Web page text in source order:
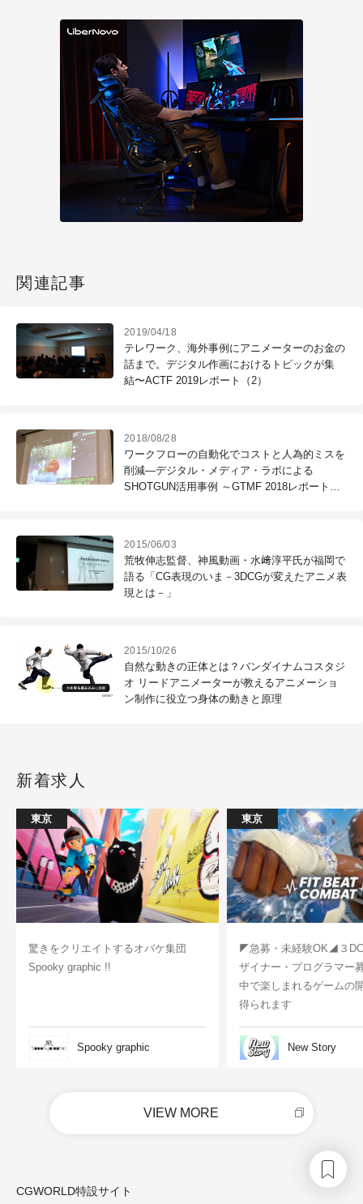
関連記事
2019/04/18
テレワーク、海外事例にアニメーターのお金の
話まで。デジタル作画におけるトピックが集
結〜ACTF 2019レポート（2）
2018/08/28
ワークフローの自動化でコストと人為的ミスを
削減―デジタル・メディア・ラボによる
SHOTGUN活用事例 ～GTMF 2018レポート
2015/06/03
荒牧伸志監督、神風動画・水﨑淳平氏が福岡で
語る「CG表現のいま－3DCGが変えたアニメ表
現とは－」
2015/10/26
自然な動きの正体とは？バンダイナムコスタジ
オ リードアニメーターが教えるアニメーショ
ン制作に役立つ身体の動きと原理
新着求人
東京
驚きをクリエイトするオバケ集団
Spooky graphic !!
Spooky graphic
東京
◤急募・未経験OK◢３
ザイナー・プログラマー
中で楽しまれるゲームの
得られます
New Story
VIEW MORE
CGWORLD特設サイト